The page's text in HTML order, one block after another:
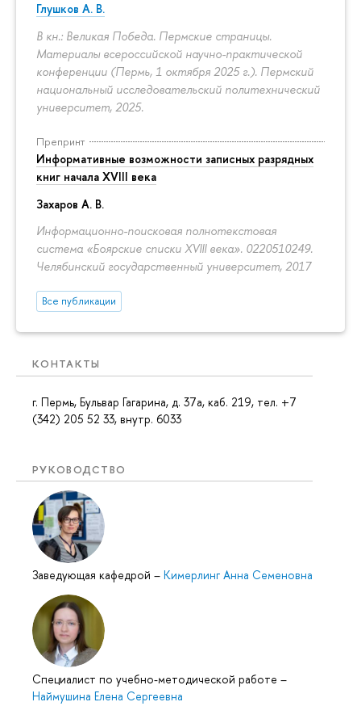
Глушков А. В.
В кн.: Великая Победа. Пермские страницы.
Материалы всероссийской научно-практической
конференции (Пермь, 1 октября 2025 г.). Пермский
национальный исследовательский политехнический
университет, 2025.
Препринт
Информативные возможности записных разрядных
книг начала XVIII века
Захаров А. В.
Информационно-поисковая полнотекстовая
система «Боярские списки XVIII века». 0220510249.
Челябинский государственный университет, 2017
Все публикации
КОНТАКТЫ
г. Пермь, Бульвар Гагарина, д. 37а, каб. 219, тел. +7
(342) 205 52 33, внутр. 6033
РУКОВОДСТВО
Заведующая кафедрой – Кимерлинг Анна Семеновна
Специалист по учебно-методической работе –
Наймушина Елена Сергеевна